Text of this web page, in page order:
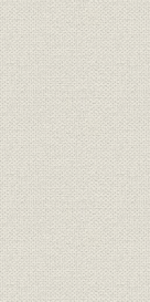
平成9年5
1896.10.1
1996(平成
1956(昭和